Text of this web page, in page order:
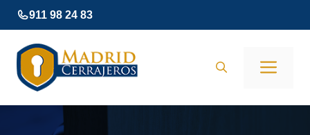
Saltar
al
contenido
911 98 24 83